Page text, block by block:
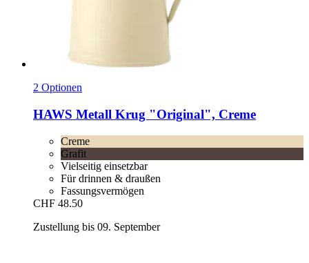
2 Optionen
HAWS Metall Krug "Original", Creme
Creme
Grafit
Vielseitig einsetzbar
Für drinnen & draußen
Fassungsvermögen
CHF 48.50
Zustellung bis 09. September